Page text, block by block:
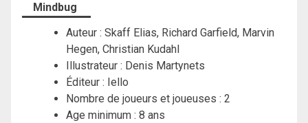
Mindbug
Auteur : Skaff Elias, Richard Garfield, Marvin
Hegen, Christian Kudahl
Illustrateur : Denis Martynets
Éditeur : Iello
Nombre de joueurs et joueuses : 2
Age minimum : 8 ans